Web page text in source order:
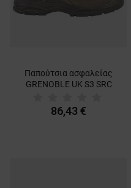
Παπούτσια ασφαλείας
GRENOBLE UK S3 SRC
86,43 €